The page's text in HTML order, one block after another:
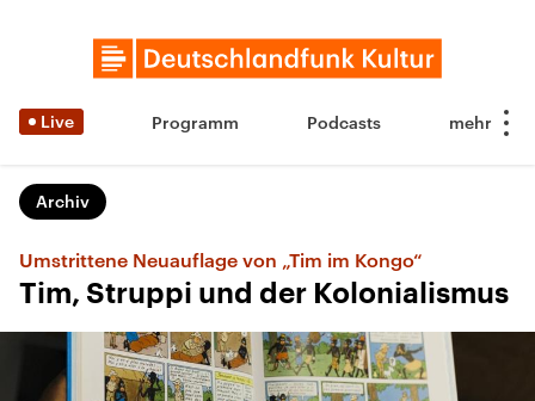
Live Programm Podcasts
Archiv
Umstrittene Neuauflage von „Tim im Kongo“
Tim, Struppi und der Kolonialismus